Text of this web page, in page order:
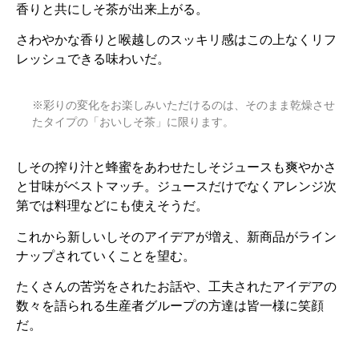
香りと共にしそ茶が出来上がる。
さわやかな香りと喉越しのスッキリ感はこの上なくリフ
レッシュできる味わいだ。
※彩りの変化をお楽しみいただけるのは、そのまま乾燥させ
たタイプの「おいしそ茶」に限ります。
しその搾り汁と蜂蜜をあわせたしそジュースも爽やかさ
と甘味がベストマッチ。ジュースだけでなくアレンジ次
第では料理などにも使えそうだ。
これから新しいしそのアイデアが増え、新商品がライン
ナップされていくことを望む。
たくさんの苦労をされたお話や、工夫されたアイデアの
数々を語られる生産者グループの方達は皆一様に笑顔
だ。